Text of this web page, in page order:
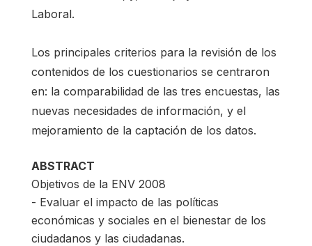
Laboral.
Los principales criterios para la revisión de los
contenidos de los cuestionarios se centraron
en: la comparabilidad de las tres encuestas, las
nuevas necesidades de información, y el
mejoramiento de la captación de los datos.
ABSTRACT
Objetivos de la ENV 2008
- Evaluar el impacto de las políticas
económicas y sociales en el bienestar de los
ciudadanos y las ciudadanas.